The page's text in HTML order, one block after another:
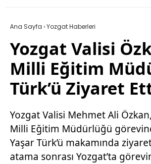
Ana Sayfa ›Yozgat Haberleri
Yozgat Valisi
Milli Eğitim
Türk’ü Ziyaret
Yozgat Valisi Mehmet Ali
Milli Eğitim Müdürlüğü
Yaşar Türk’ü makamında
atama sonrası Yozgat’ta